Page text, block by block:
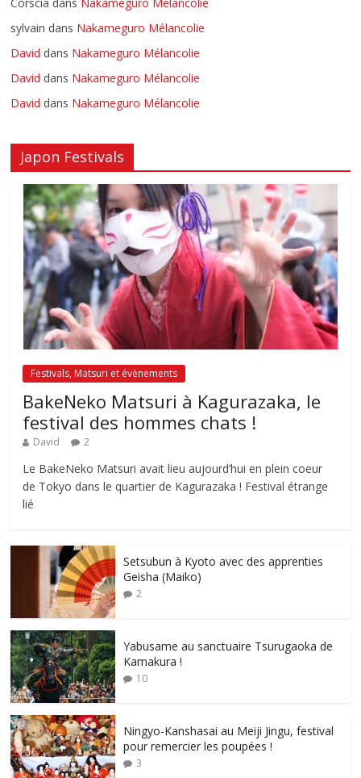
Corscia dans Nakameguro Mélancolie
sylvain dans Nakameguro Mélancolie
David dans Nakameguro Mélancolie
David dans Nakameguro Mélancolie
David dans Nakameguro Mélancolie
Japon Festivals
Festivals, Matsuri et évènements
BakeNeko Matsuri à Kagurazaka, le
festival des hommes chats !
David 2
Le BakeNeko Matsuri avait lieu aujourd’hui en plein coeur
de Tokyo dans le quartier de Kagurazaka ! Festival étrange
lié
Setsubun à Kyoto avec des apprenties
Geisha (Maiko)
2
Yabusame au sanctuaire Tsurugaoka de
Kamakura !
10
Ningyo-Kanshasai au Meiji Jingu, festival
pour remercier les poupées !
3